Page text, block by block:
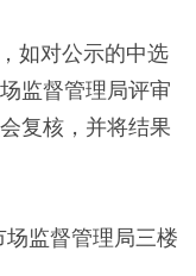
如对公示的中选
监督管理局评审
复核，并将结果
场监督管理局三楼